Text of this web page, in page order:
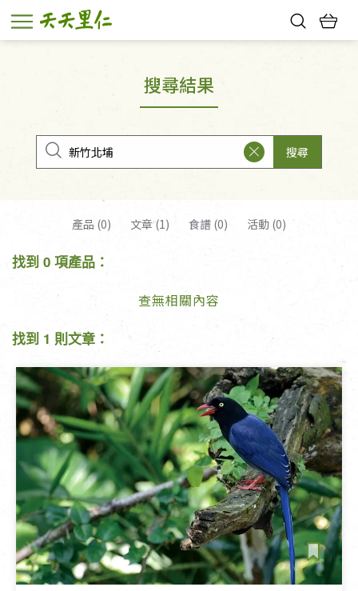
幸福節中獎名單
搜尋結果
搜尋
產品 (0) 文章 (1) 食譜 (0) 活動 (0)
找到 0 項產品：
查無相關內容
找到 1 則文章：